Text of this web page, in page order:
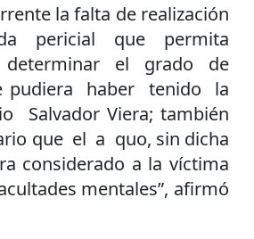
la falta de realización
pericial que permita
el grado de
pudiera haber tenido la
Salvador Viera; también
que el a quo, sin dicha
considerado a la víctima
mentales”, afirmó